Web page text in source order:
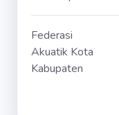
Federasi
Akuatik Kota
Kabupaten